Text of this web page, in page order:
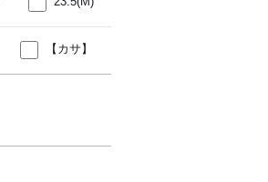
【カサ】